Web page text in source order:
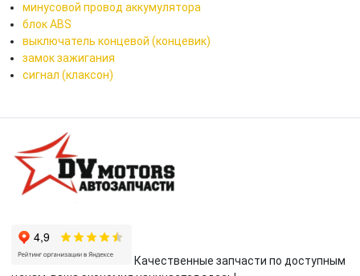
минусовой провод аккумулятора
блок ABS
выключатель концевой (концевик)
замок зажигания
сигнал (клаксон)
Качественные запчасти по доступным